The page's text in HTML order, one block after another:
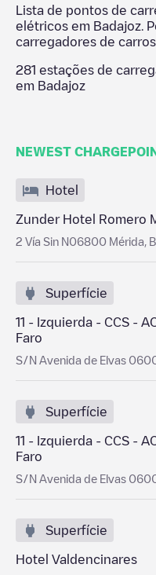
Lista de pontos de
elétricos em Badajoz .
carregadores de
281 estações de
em Badajoz
NEWEST
Hotel
Zunder Hotel Romero
2 Vía Sin N06800 Mérida,
Superfície
11 - Izquierda - CCS -
Faro
S/N Avenida de Elvas
Superfície
11 - Izquierda - CCS -
Faro
S/N Avenida de Elvas
Superfície
Hotel Valdencinares